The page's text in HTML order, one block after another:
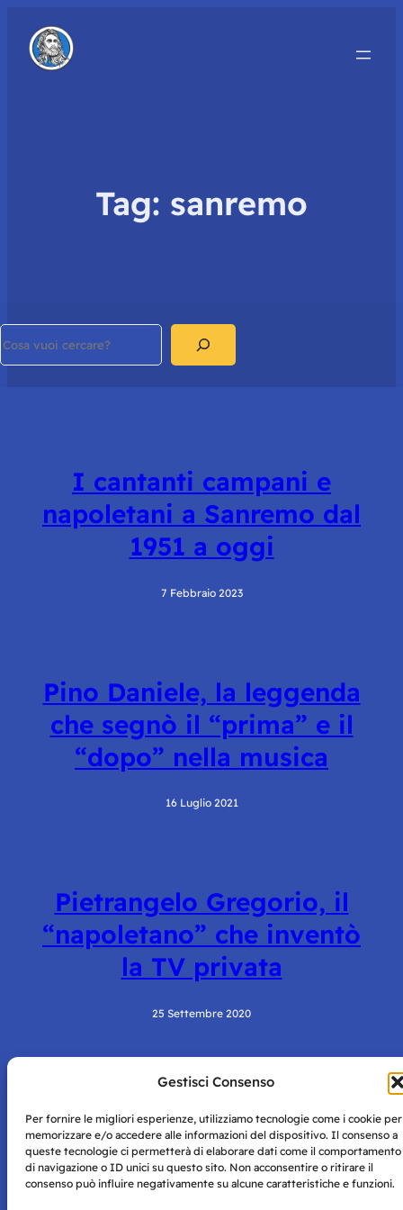
Gestisci Consenso
Per fornire le migliori esperienze, utilizziamo tecnologie come i cookie per
memorizzare e/o accedere alle informazioni del dispositivo. Il consenso a
queste tecnologie ci permetterà di elaborare dati come il comportamento
di navigazione o ID unici su questo sito. Non acconsentire o ritirare il
consenso può influire negativamente su alcune caratteristiche e funzioni.
Tag: sanremo
I cantanti campani e
napoletani a Sanremo dal
1951 a oggi
7 Febbraio 2023
Pino Daniele, la leggenda
che segnò il “prima” e il
“dopo” nella musica
16 Luglio 2021
Pietrangelo Gregorio, il
“napoletano” che inventò
la TV privata
25 Settembre 2020
Storie di Napoli è una testata registrata presso il tribunale di